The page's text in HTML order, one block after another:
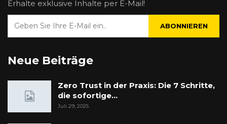
Erhalte exklusive Inhalte per E-Mail!
ABONNIEREN
Neue Beiträge
Zero Trust in der Praxis: Die 7 Schritte,
die sofortige…
Juli 29, 2025